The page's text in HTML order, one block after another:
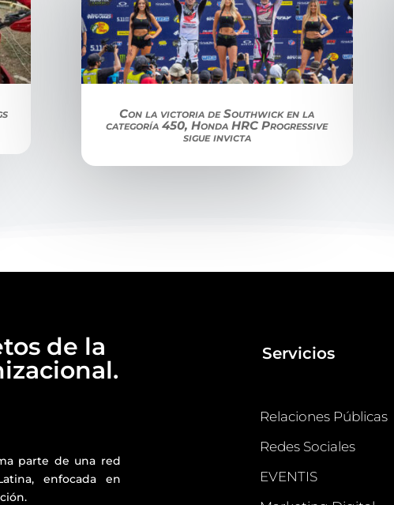
Con la victoria de Southwick en la
categoría 450, Honda HRC Progressive
sigue invicta
de la
parte de una red
enfocada en
Servicios
Relaciones Públicas
Redes Sociales
EVENTIS